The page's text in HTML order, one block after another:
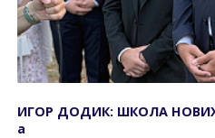
ИГОР ДОДИК: ШКОЛА
а